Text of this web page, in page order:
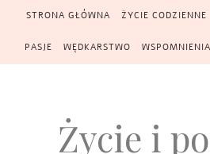
Skip to content
STRONA GŁÓWNA ŻYCIE CODZIENNE
PASJE WĘDKARSTWO WSPOMNIENIA
Życie i